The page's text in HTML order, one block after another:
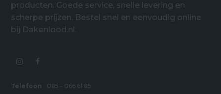
producten. Goede service, snelle levering en
scherpe prijzen. Bestel snel en eenvoudig online
bij Dakenlood.nl.
Telefoon
085 - 066 61 85